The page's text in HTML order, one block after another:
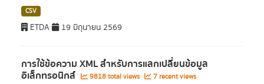
CSV
ETDA 19 มิถุนายน 2569
การใช้ข้อความ XML สำหรับการแลกเปลี่ยนข้อมูล
อิเล็กทรอนิกส์ 9818 total views 7 recent views